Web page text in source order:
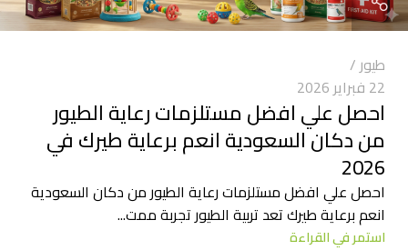
طيور
22 فبراير 2026
احصل علي افضل مستلزمات رعاية الطيور
من دكان السعودية انعم برعاية طيرك في
2026
احصل علي افضل مستلزمات رعاية الطيور من دكان السعودية
انعم برعاية طيرك تعد تربية الطيور تجربة ممت...
استمر في القراءة